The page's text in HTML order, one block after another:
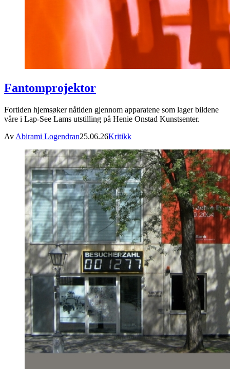
Fantomprojektor
Fortiden hjemsøker nåtiden gjennom apparatene som lager bildene
våre i Lap-See Lams utstilling på Henie Onstad Kunstsenter.
Av Abirami Logendran25.06.26Kritikk